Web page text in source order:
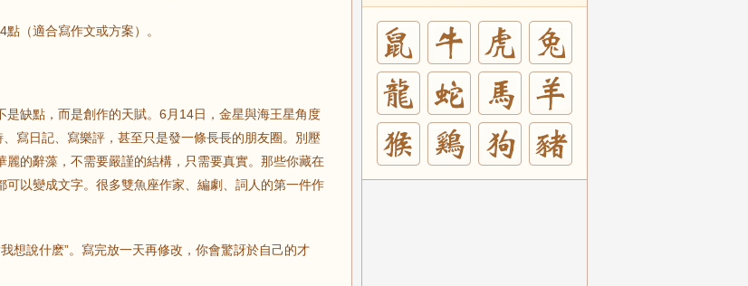
（適合寫作文或方案）。
缺點，而是創作的天賦。6月14日，金星與海王星角度
寫日記、寫樂評，甚至只是發一條長長的朋友圈。別壓
的辭藻，不需要嚴謹的結構，只需要真實。那些你藏在
以變成文字。很多雙魚座作家、編劇、詞人的第一件作
想說什麽”。寫完放一天再修改，你會驚訝於自己的才
猴 雞 狗